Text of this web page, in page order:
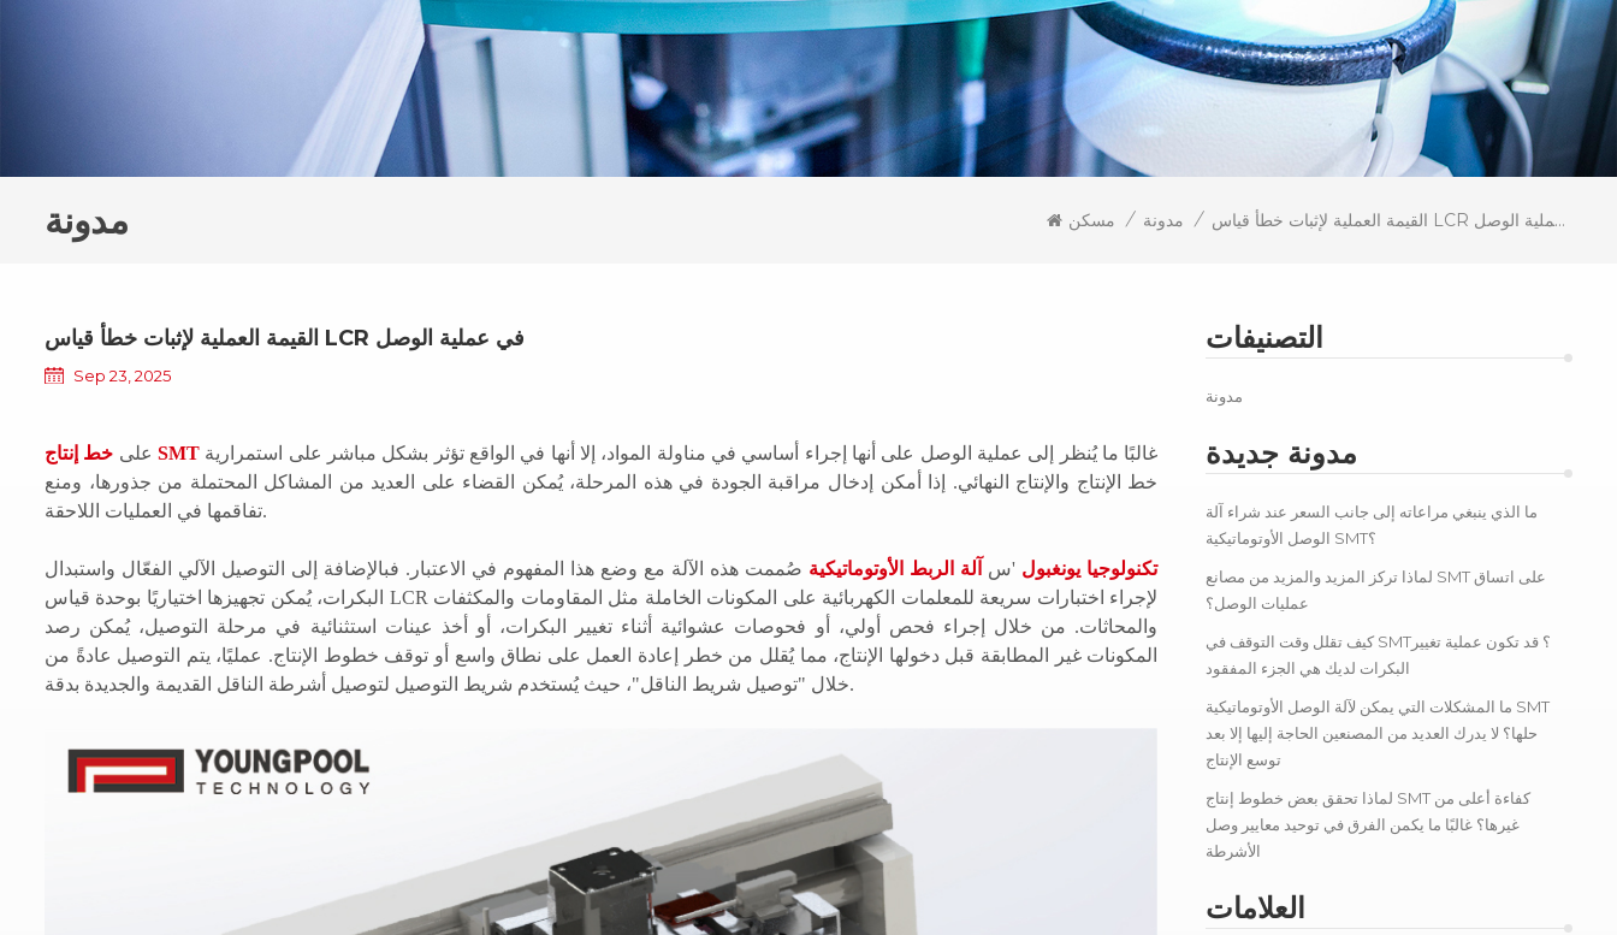
مدونة مسكن / مدونة / القيمة العملية لإثبات خطأ قياس LCR في عملية الوصل
التصنيفات
مدونة
مدونة جديدة
ما الذي ينبغي مراعاته إلى جانب السعر عند شراء آلة
الوصل الأوتوماتيكية SMT؟
لماذا تركز المزيد والمزيد من مصانع SMT على اتساق
عمليات الوصل؟
كيف تقلل وقت التوقف في SMT؟ قد تكون عملية تغيير
البكرات لديك هي الجزء المفقود
ما المشكلات التي يمكن لآلة الوصل الأوتوماتيكية SMT
حلها؟ لا يدرك العديد من المصنعين الحاجة إليها إلا بعد
توسع الإنتاج
لماذا تحقق بعض خطوط إنتاج SMT كفاءة أعلى من
غيرها؟ غالبًا ما يكمن الفرق في توحيد معايير وصل
الأشرطة
العلامات
القيمة العملية لإثبات خطأ قياس LCR في عملية الوصل
Sep 23, 2025
على خط إنتاج SMT غالبًا ما يُنظر إلى عملية الوصل على أنها إجراء أساسي في مناولة المواد، إلا أنها في الواقع تؤثر بشكل مباشر على استمرارية
خط الإنتاج والإنتاج النهائي. إذا أمكن إدخال مراقبة الجودة في هذه المرحلة، يُمكن القضاء على العديد من المشاكل المحتملة من جذورها، ومنع
تفاقمها في العمليات اللاحقة.
تكنولوجيا يونغبول 'س آلة الربط الأوتوماتيكية صُممت هذه الآلة مع وضع هذا المفهوم في الاعتبار. فبالإضافة إلى التوصيل الآلي الفعّال واستبدال
البكرات، يُمكن تجهيزها اختياريًا بوحدة قياس LCR لإجراء اختبارات سريعة للمعلمات الكهربائية على المكونات الخاملة مثل المقاومات والمكثفات
والمحاثات. من خلال إجراء فحص أولي، أو فحوصات عشوائية أثناء تغيير البكرات، أو أخذ عينات استثنائية في مرحلة التوصيل، يُمكن رصد
المكونات غير المطابقة قبل دخولها الإنتاج، مما يُقلل من خطر إعادة العمل على نطاق واسع أو توقف خطوط الإنتاج. عمليًا، يتم التوصيل عادةً من
خلال "توصيل شريط الناقل"، حيث يُستخدم شريط التوصيل لتوصيل أشرطة الناقل القديمة والجديدة بدقة.